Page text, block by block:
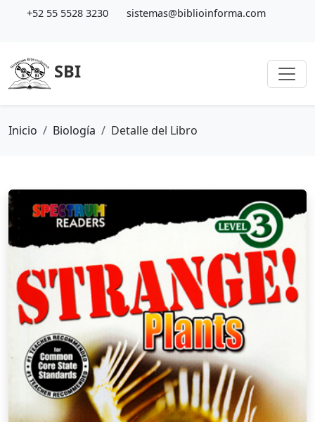
+52 55 5528 3230 sistemas@biblioinforma.com
SBI
Inicio Biología Detalle del Libro